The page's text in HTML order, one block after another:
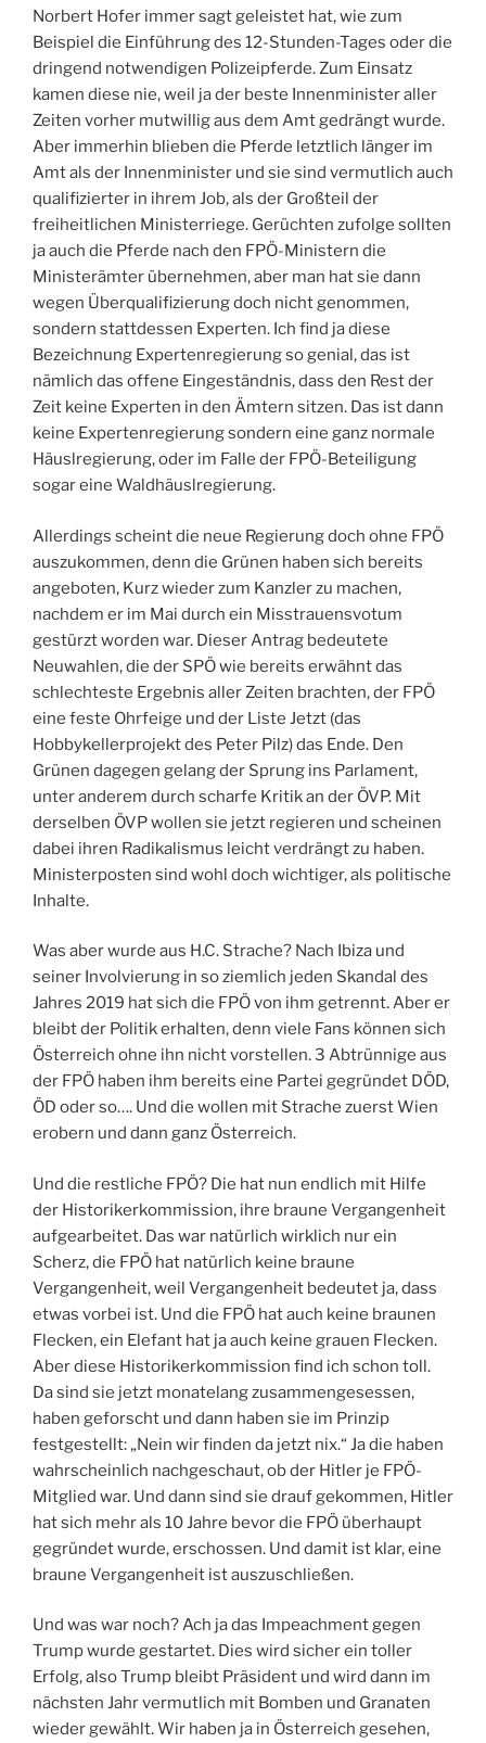
Norbert Hofer immer sagt geleistet hat, wie zum
Beispiel die Einführung des 12-Stunden-Tages oder die
dringend notwendigen Polizeipferde. Zum Einsatz
kamen diese nie, weil ja der beste Innenminister aller
Zeiten vorher mutwillig aus dem Amt gedrängt wurde.
Aber immerhin blieben die Pferde letztlich länger im
Amt als der Innenminister und sie sind vermutlich auch
qualifizierter in ihrem Job, als der Großteil der
freiheitlichen Ministerriege. Gerüchten zufolge sollten
ja auch die Pferde nach den FPÖ-Ministern die
Ministerämter übernehmen, aber man hat sie dann
wegen Überqualifizierung doch nicht genommen,
sondern stattdessen Experten. Ich find ja diese
Bezeichnung Expertenregierung so genial, das ist
nämlich das offene Eingeständnis, dass den Rest der
Zeit keine Experten in den Ämtern sitzen. Das ist dann
keine Expertenregierung sondern eine ganz normale
Häuslregierung, oder im Falle der FPÖ-Beteiligung
sogar eine Waldhäuslregierung.
Allerdings scheint die neue Regierung doch ohne FPÖ
auszukommen, denn die Grünen haben sich bereits
angeboten, Kurz wieder zum Kanzler zu machen,
nachdem er im Mai durch ein Misstrauensvotum
gestürzt worden war. Dieser Antrag bedeutete
Neuwahlen, die der SPÖ wie bereits erwähnt das
schlechteste Ergebnis aller Zeiten brachten, der FPÖ
eine feste Ohrfeige und der Liste Jetzt (das
Hobbykellerprojekt des Peter Pilz) das Ende. Den
Grünen dagegen gelang der Sprung ins Parlament,
unter anderem durch scharfe Kritik an der ÖVP. Mit
derselben ÖVP wollen sie jetzt regieren und scheinen
dabei ihren Radikalismus leicht verdrängt zu haben.
Ministerposten sind wohl doch wichtiger, als politische
Inhalte.
Was aber wurde aus H.C. Strache? Nach Ibiza und
seiner Involvierung in so ziemlich jeden Skandal des
Jahres 2019 hat sich die FPÖ von ihm getrennt. Aber er
bleibt der Politik erhalten, denn viele Fans können sich
Österreich ohne ihn nicht vorstellen. 3 Abtrünnige aus
der FPÖ haben ihm bereits eine Partei gegründet DÖD,
ÖD oder so…. Und die wollen mit Strache zuerst Wien
erobern und dann ganz Österreich.
Und die restliche FPÖ? Die hat nun endlich mit Hilfe
der Historikerkommission, ihre braune Vergangenheit
aufgearbeitet. Das war natürlich wirklich nur ein
Scherz, die FPÖ hat natürlich keine braune
Vergangenheit, weil Vergangenheit bedeutet ja, dass
etwas vorbei ist. Und die FPÖ hat auch keine braunen
Flecken, ein Elefant hat ja auch keine grauen Flecken.
Aber diese Historikerkommission find ich schon toll.
Da sind sie jetzt monatelang zusammengesessen,
haben geforscht und dann haben sie im Prinzip
festgestellt: „Nein wir finden da jetzt nix.“ Ja die haben
wahrscheinlich nachgeschaut, ob der Hitler je FPÖ-
Mitglied war. Und dann sind sie drauf gekommen, Hitler
hat sich mehr als 10 Jahre bevor die FPÖ überhaupt
gegründet wurde, erschossen. Und damit ist klar, eine
braune Vergangenheit ist auszuschließen.
Und was war noch? Ach ja das Impeachment gegen
Trump wurde gestartet. Dies wird sicher ein toller
Erfolg, also Trump bleibt Präsident und wird dann im
nächsten Jahr vermutlich mit Bomben und Granaten
wieder gewählt. Wir haben ja in Österreich gesehen,